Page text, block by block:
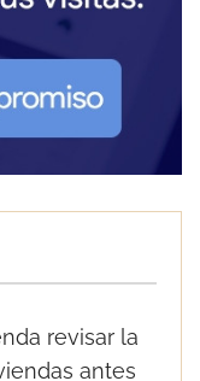
revisar la
antes